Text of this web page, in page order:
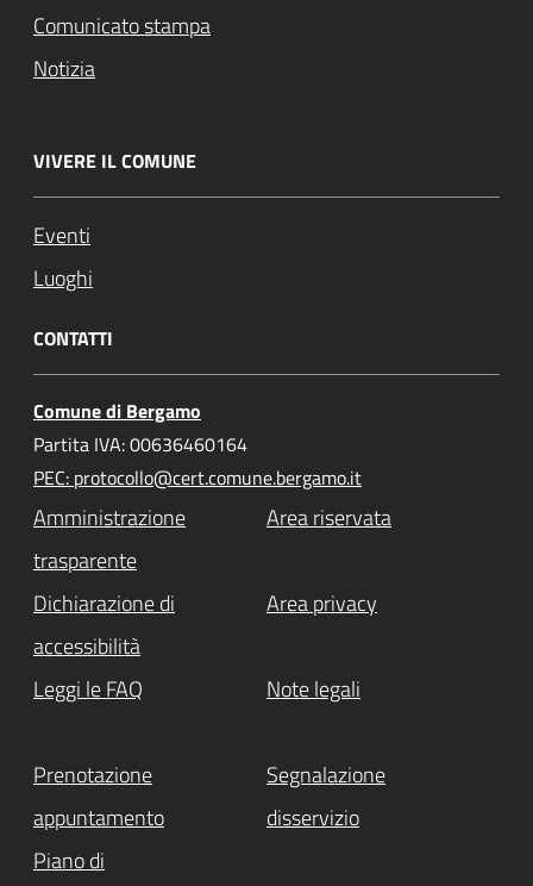
Comunicato stampa
Notizia
VIVERE IL COMUNE
Eventi
Luoghi
CONTATTI
Comune di Bergamo
Partita IVA: 00636460164
PEC: protocollo@cert.comune.bergamo.it
Amministrazione
trasparente
Area riservata
Dichiarazione di
accessibilità
Area privacy
Leggi le FAQ Note legali
Prenotazione
appuntamento
Segnalazione
disservizio
Piano di